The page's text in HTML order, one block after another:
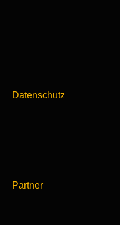
Datenschutz
Partner